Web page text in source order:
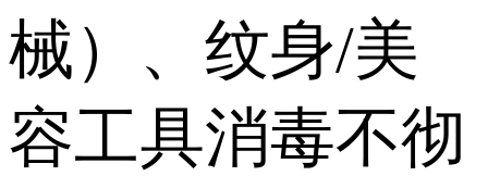
械）、纹身/美
容工具消毒不彻